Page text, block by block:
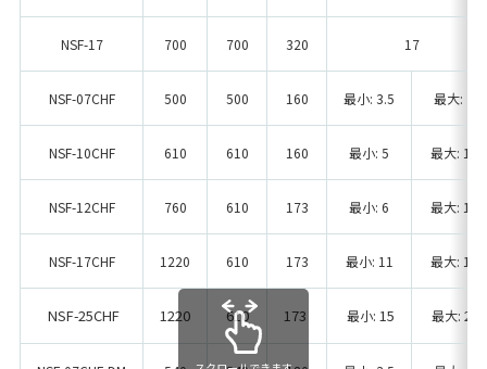
NSF-17 700 700 320 17
NSF-07CHF 500 500 160 最小: 3.5 最大: 7
NSF-10CHF 610 610 160 最小: 5 最大: 10
NSF-12CHF 760 610 173 最小: 6 最大: 12
NSF-17CHF 1220 610 173 最小: 11 最大: 17
NSF-25CHF 1220 610 173 最小: 15 最大: 25